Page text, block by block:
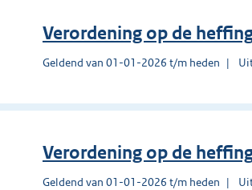
Verordening op de
Geldend van 01-01-2026 t/m heden
Verordening op de
Geldend van 01-01-2026 t/m heden